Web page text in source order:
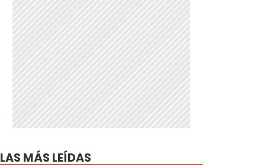
LAS MÁS LEÍDAS